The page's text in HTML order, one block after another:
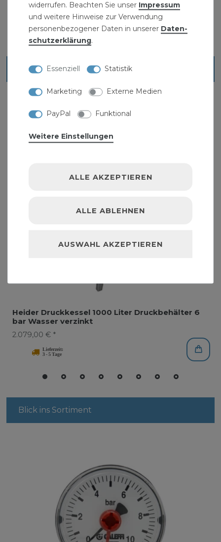
Ähnliche Artikel
Heider Druckkessel 1000 Liter Druckbehälter 6
bar Wasser verzinkt
2.079,00 € *
Blick ins Sortiment
widerrufen. Beachten Sie unser Impressum
und weitere Hinweise zur Verwendung
personenbezogener Daten in unserer Daten­
schutz­erklärung.
Essenziell Statistik
Marketing Externe Medien
PayPal Funktional
Weitere Einstellungen
ALLE AKZEPTIEREN
ALLE ABLEHNEN
AUSWAHL AKZEPTIEREN